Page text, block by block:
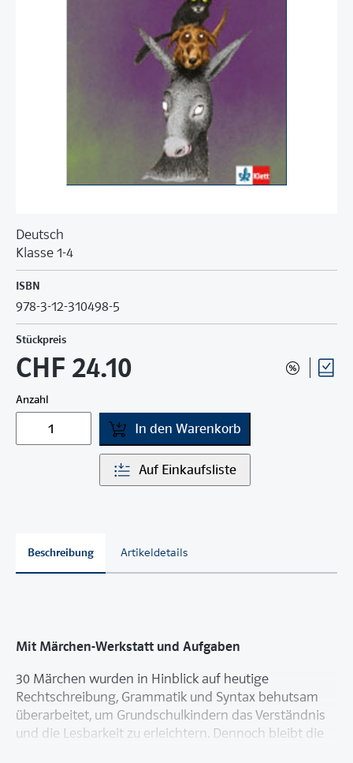
Deutsch
Klasse 1-4
ISBN
978-3-12-310498-5
Stückpreis
CHF 24.10
Anzahl
In den Warenkorb
Auf Einkaufsliste
Beschreibung Artikeldetails
Mit Märchen-Werkstatt und Aufgaben
30 Märchen wurden in Hinblick auf heutige
Rechtschreibung, Grammatik und Syntax behutsam
überarbeitet, um Grundschulkindern das Verständnis
und die Lesbarkeit zu erleichtern. Dennoch bleibt die